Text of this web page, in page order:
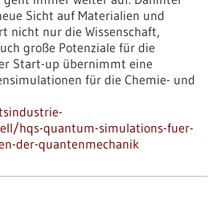
Sicht auf Materialien und
nicht nur die Wissenschaft,
große Potenziale für die
Start-up übernimmt eine
für die Chemie- und
hqs-quantum-simulations-fuer-
der-quantenmechanik